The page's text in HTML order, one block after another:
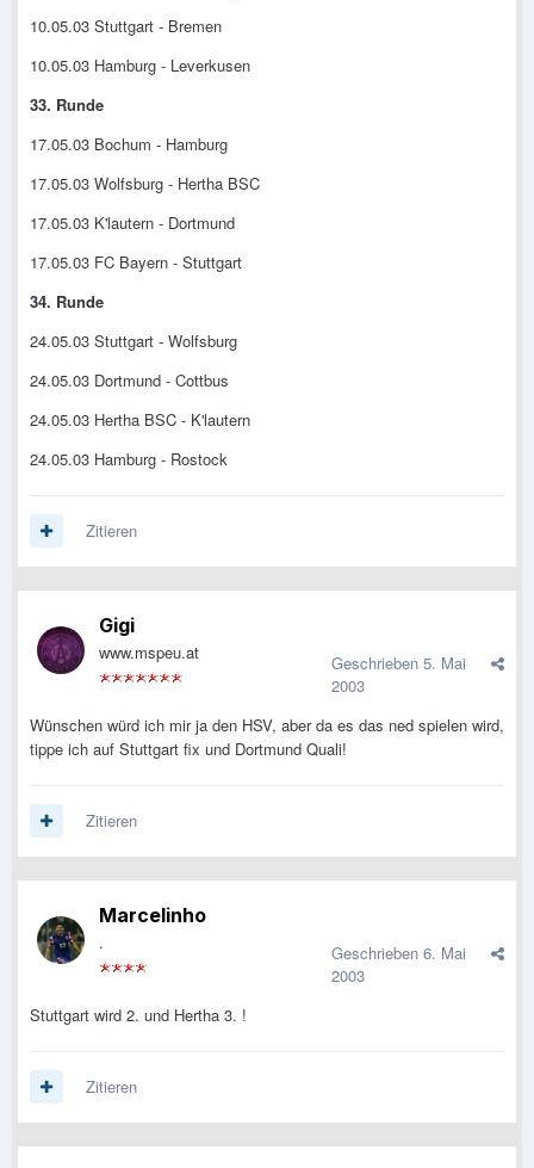
10.05.03 Stuttgart - Bremen
10.05.03 Hamburg - Leverkusen
33. Runde
17.05.03 Bochum - Hamburg
17.05.03 Wolfsburg - Hertha BSC
17.05.03 K'lautern - Dortmund
17.05.03 FC Bayern - Stuttgart
34. Runde
24.05.03 Stuttgart - Wolfsburg
24.05.03 Dortmund - Cottbus
24.05.03 Hertha BSC - K'lautern
24.05.03 Hamburg - Rostock
Zitieren
Gigi
www.mspeu.at Geschrieben 5. Mai
2003
Wünschen würd ich mir ja den HSV, aber da es das ned spielen wird,
tippe ich auf Stuttgart fix und Dortmund Quali!
Zitieren
Marcelinho
. Geschrieben 6. Mai
2003
Stuttgart wird 2. und Hertha 3. !
Zitieren